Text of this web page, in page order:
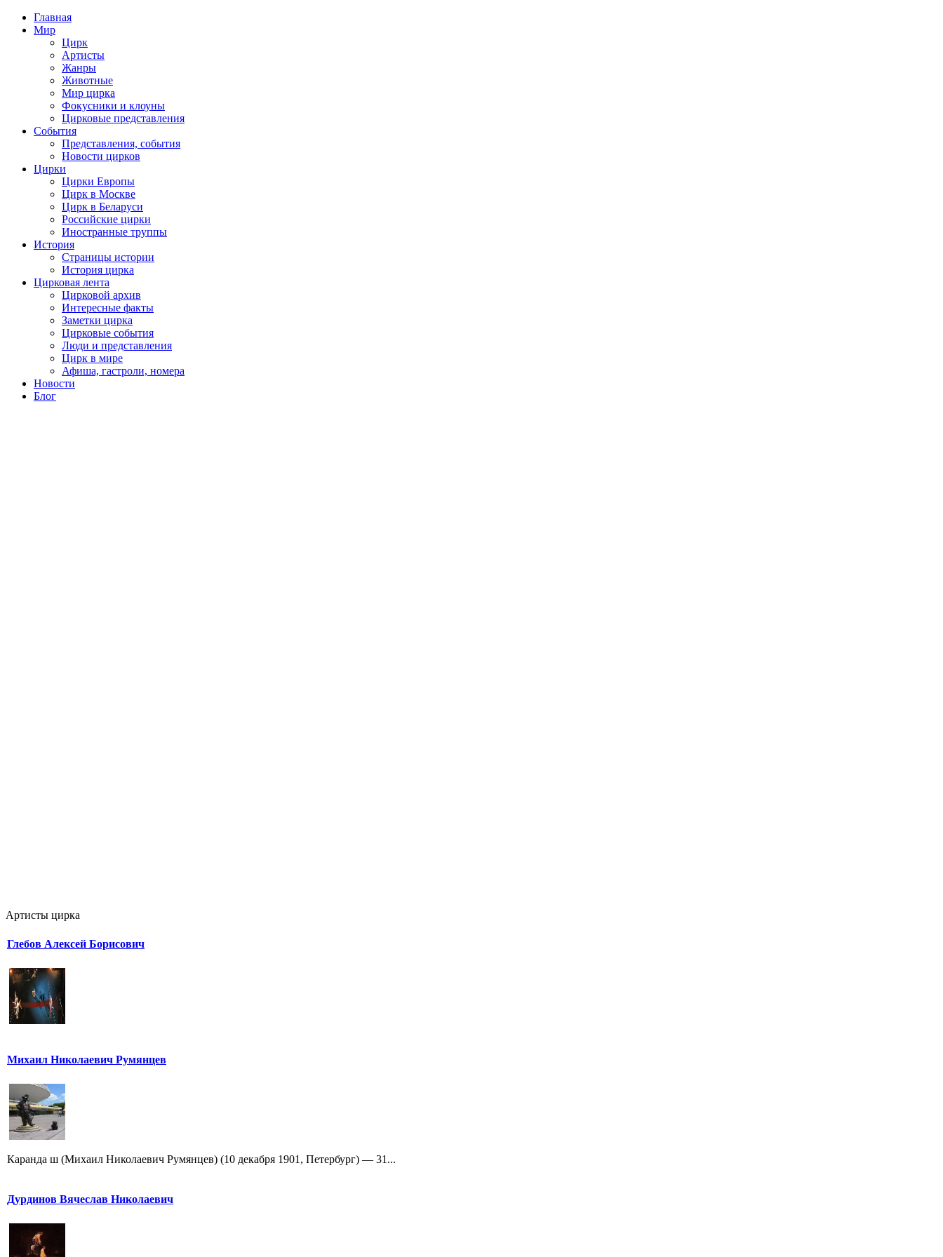
Главная
Мир
Цирк
Артисты
Жанры
Животные
Мир цирка
Фокусники и клоуны
Цирковые представления
События
Представления, события
Новости цирков
Цирки
Цирки Европы
Цирк в Москве
Цирк в Беларуси
Российские цирки
Иностранные труппы
История
Страницы истории
История цирка
Цирковая лента
Цирковой архив
Интересные факты
Заметки цирка
Цирковые события
Люди и представления
Цирк в мире
Афиша, гастроли, номера
Новости
Блог
Артисты цирка
Глебов Алексей Борисович
Михаил Николаевич Румянцев
Каранда ш (Михаил Николаевич Румянцев) (10 декабря 1901, Петербург) — 31...
Дурдинов Вячеслав Николаевич